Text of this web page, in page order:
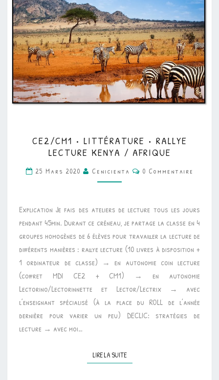
•
LITTÉRATURE
•
RALLYE
KENYA
/
AFRIQUE
CE2/CM1 • LITTÉRATURE • RALLYE
LECTURE KENYA / AFRIQUE
25 Mars 2020 Cenicienta Commentaires
0 Commentaire
Explication Je fais des ateliers de lecture tous les jours
pendant 45min. Durant ce créneau, je partage la classe en 4
groupes homogènes de 6 élèves pour travailler la lecture de
différents manières : rallye lecture (10 livres à disposition +
1 ordinateur de classe) → en autonomie coin lecture
(coffret MDI CE2 + CM1) → en autonomie
Lectorino/Lectorinnette et Lector/Lectrix → avec
l’enseignant spécialisé (à la place du ROLL de l’année
dernière pour varier un peu) DECLIC: stratégies de
lecture → avec moi…
LIRE LA SUITELIRE LA SUITE